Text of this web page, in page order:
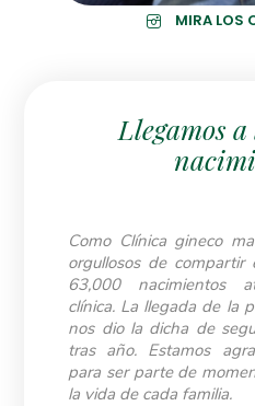
MIRA LOS
Llegamos
Como Clínica gineco
orgullosos de
63,000 nacimientos
clínica. La llegada de la
nos dio la dicha de
tras año. Estamos
para ser parte de
la vida de cada familia.